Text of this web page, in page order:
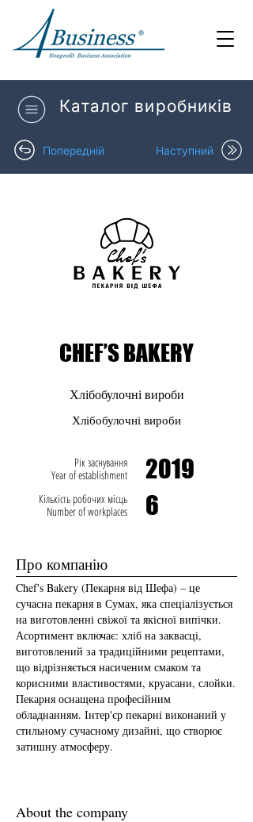
Каталог виробників
Попередній Наступний
CHEF’S BAKERY
Хлібобулочні вироби
Хлібобулочні вироби
Рік заснування
Year of establishment
Кількість робочих місць
Number of workplaces
2019
6
Про компанію
Chef's Bakery (Пекарня від Шефа) – це
сучасна пекарня в Сумах, яка спеціалізується
на виготовленні свіжої та якісної випічки.
Асортимент включає: хліб на заквасці,
виготовлений за традиційними рецептами,
що відрізняється насиченим смаком та
корисними властивостями, круасани, слойки.
Пекарня оснащена професійним
обладнанням. Інтер'єр пекарні виконаний у
стильному сучасному дизайні, що створює
затишну атмосферу.
About the company